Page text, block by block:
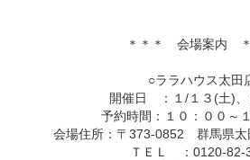
＊＊＊ 会場案内 ＊
○ララハウス太田
開催日 ：１/１３(土)、
予約時間：１０：００～
会場住所：〒373-0852 群馬県太
ＴＥＬ ：0120-82-